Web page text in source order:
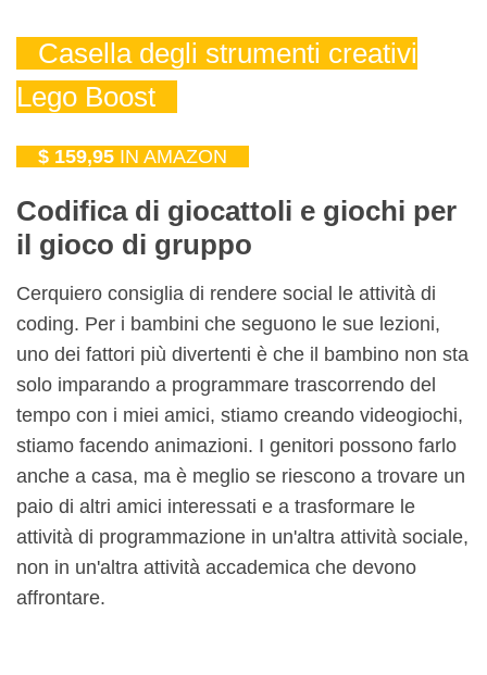
Casella degli strumenti creativi
Lego Boost
$ 159,95 IN AMAZON
Codifica di giocattoli e giochi per
il gioco di gruppo
Cerquiero consiglia di rendere social le attività di
coding. Per i bambini che seguono le sue lezioni,
uno dei fattori più divertenti è che il bambino non sta
solo imparando a programmare trascorrendo del
tempo con i miei amici, stiamo creando videogiochi,
stiamo facendo animazioni. I genitori possono farlo
anche a casa, ma è meglio se riescono a trovare un
paio di altri amici interessati e a trasformare le
attività di programmazione in un'altra attività sociale,
non in un'altra attività accademica che devono
affrontare.